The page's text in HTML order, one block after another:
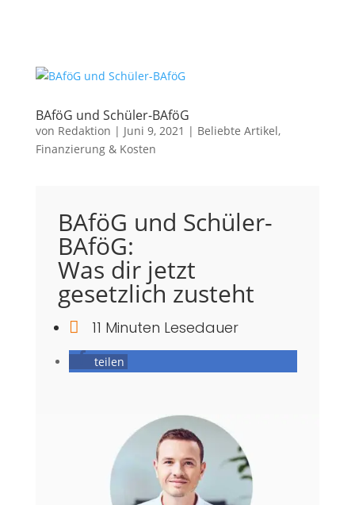
BAföG und Schüler-BAföG
von Redaktion | Juni 9, 2021 | Beliebte Artikel,
Finanzierung & Kosten
BAföG und Schüler-
BAföG:
Was dir jetzt
gesetzlich zusteht
 11 Minuten Lesedauer
teilen